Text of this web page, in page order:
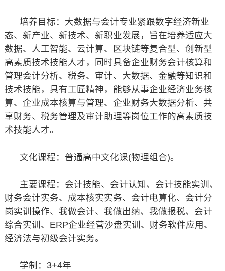
培养目标：大数据与会计专业紧跟数字经济新业
态、新产业、新技术、新职业发展，旨在培养适应大
数据、人工智能、云计算、区块链等复合型、创新型
高素质技术技能人才，同时具备企业财务会计核算和
管理会计分析、税务、审计、大数据、金融等知识和
技术技能，具有工匠精神，能够从事企业经济业务核
算、企业成本核算与管理、企业财务大数据分析、共
享财务、税务管理及审计助理等岗位工作的高素质技
术技能人才。
文化课程：普通高中文化课(物理组合)。
主要课程：会计技能、会计认知、会计技能实训、
财务会计实务、成本核实实务、会计电算化、会计分
岗实训操作、我做会计、我做出纳、我做报税、会计
综合实训、ERP企业经营沙盘实训、财务软件应用、
经济法与初级会计实务。
学制：3+4年